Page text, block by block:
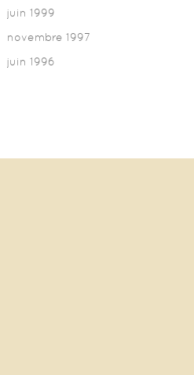
juin 1999
novembre 1997
juin 1996